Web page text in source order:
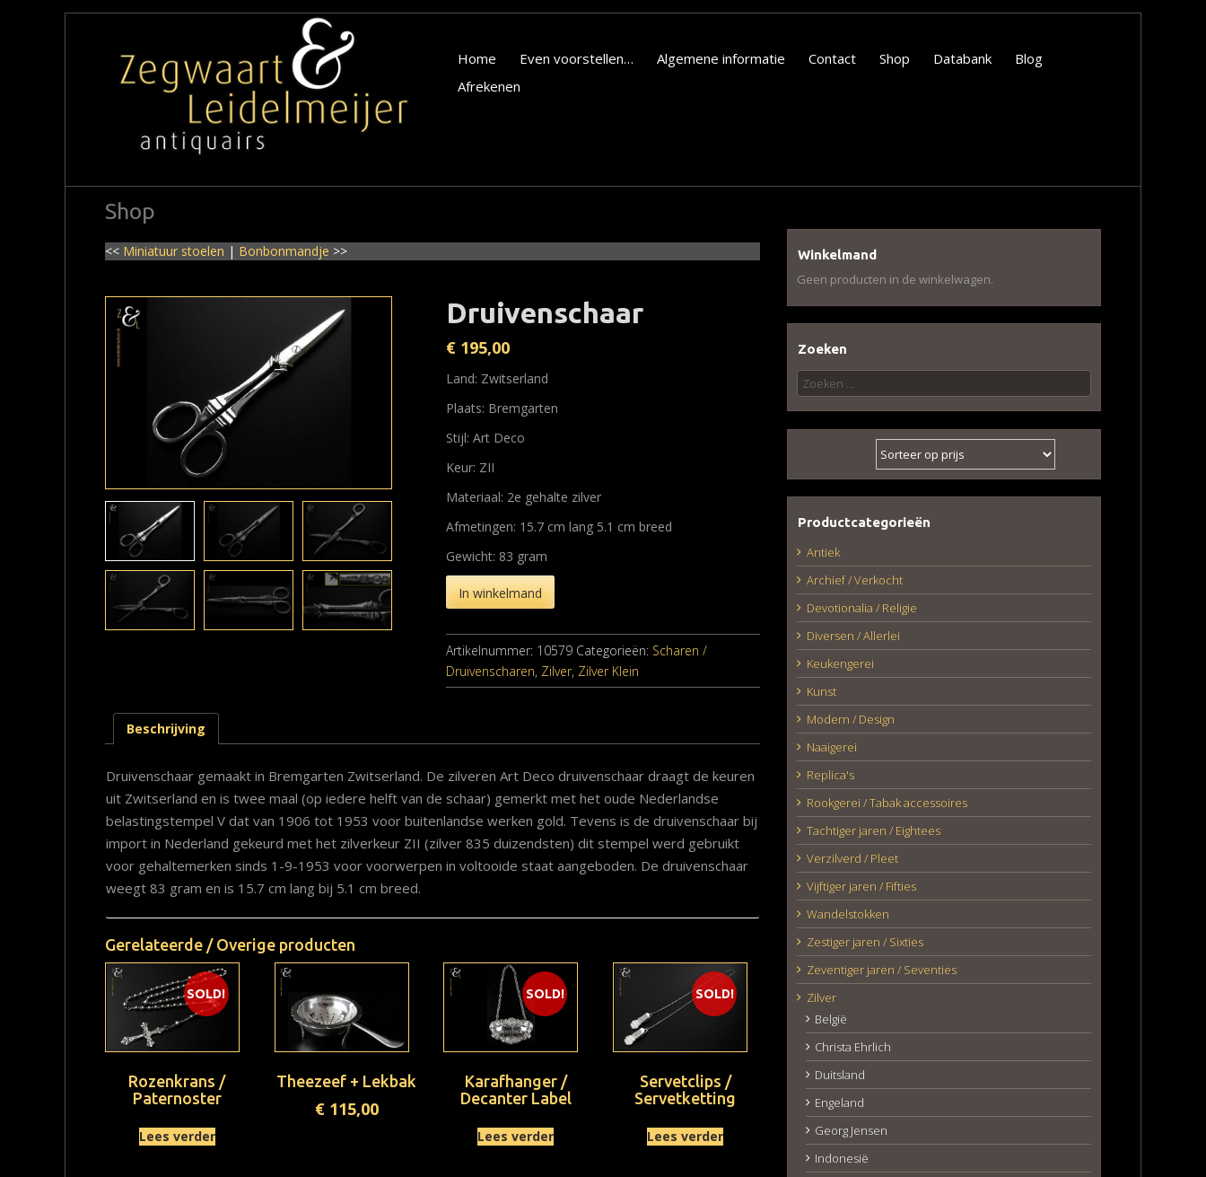
Home Even voorstellen… Algemene informatie Contact Shop Databank
Blog
Afrekenen
Shop
<< Miniatuur stoelen | Bonbonmandje >>
Druivenschaar
€195,00
Land: Zwitserland
Plaats: Bremgarten
Stijl: Art Deco
Keur: ZII
Materiaal: 2e gehalte zilver
Afmetingen: 15.7 cm lang 5.1 cm breed
Gewicht: 83 gram
In winkelmand
Artikelnummer: 10579 Categorieën: Scharen /
Druivenscharen, Zilver, Zilver Klein
Beschrijving
Druivenschaar gemaakt in Bremgarten Zwitserland. De zilveren Art Deco druivenschaar draagt de keuren
uit Zwitserland en is twee maal (op iedere helft van de schaar) gemerkt met het oude Nederlandse
belastingstempel V dat van 1906 tot 1953 voor buitenlandse werken gold. Tevens is de druivenschaar bij
import in Nederland gekeurd met het zilverkeur ZII (zilver 835 duizendsten) dit stempel werd gebruikt
voor gehaltemerken sinds 1-9-1953 voor voorwerpen in voltooide staat aangeboden. De druivenschaar
weegt 83 gram en is 15.7 cm lang bij 5.1 cm breed.
Gerelateerde / Overige producten
SOLD!
Rozenkrans /
Paternoster
Lees verder
Theezeef + Lekbak
€115,00
SOLD!
Karafhanger /
Decanter Label
Lees verder
SOLD!
Servetclips /
Servetketting
Lees verder
Winkelmand
Geen producten in de winkelwagen.
Zoeken
Zoeken
naar:
Productcategorieën
Antiek
Archief / Verkocht
Devotionalia / Religie
Diversen / Allerlei
Keukengerei
Kunst
Modern / Design
Naaigerei
Replica's
Rookgerei / Tabak accessoires
Tachtiger jaren / Eightees
Verzilverd / Pleet
Vijftiger jaren / Fifties
Wandelstokken
Zestiger jaren / Sixties
Zeventiger jaren / Seventies
Zilver
België
Christa Ehrlich
Duitsland
Engeland
Georg Jensen
Indonesië